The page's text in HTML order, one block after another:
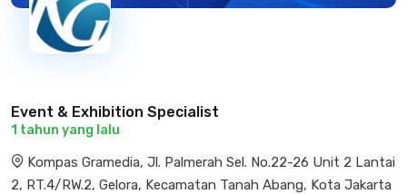
Event & Exhibition Specialist
1 tahun yang lalu
Kompas Gramedia, Jl. Palmerah Sel. No.22-26 Unit 2 Lantai
2, RT.4/RW.2, Gelora, Kecamatan Tanah Abang, Kota Jakarta